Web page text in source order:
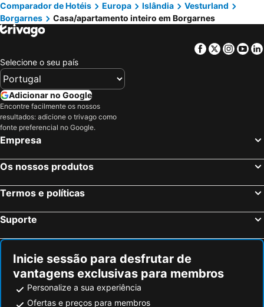
Comparador de Hotéis Europa Islândia
Vesturland
Borgarnes
Casa/apartamento inteiro em Borgarnes
Facebook
Twitter
Selecione o seu país
Adicionar no Google
Encontre facilmente os nossos
resultados: adicione o trivago como
fonte preferencial no Google.
Empresa
Os nossos produtos
Termos e políticas
Suporte
Inicie sessão para desfrutar de
vantagens exclusivas para membros
Personalize a sua experiência
Ofertas e preços para membros